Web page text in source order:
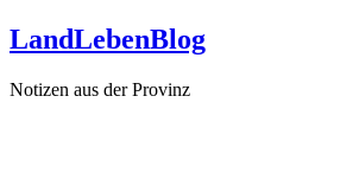
Zum
Inhalt
LandLebenBlog
Notizen aus der Provinz